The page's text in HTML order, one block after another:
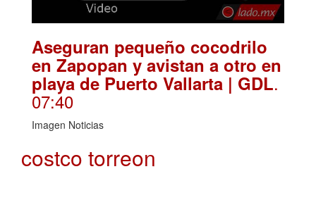
Aseguran pequeño cocodrilo
en Zapopan y avistan a otro en
playa de Puerto Vallarta | GDL.
07:40
Imagen Noticias
costco torreon